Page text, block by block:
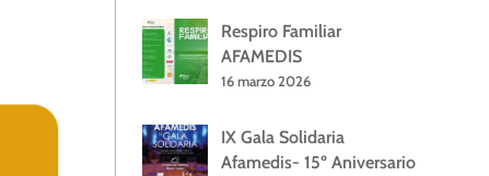
Respiro Familiar
AFAMEDIS
16 marzo 2026
IX Gala Solidaria
Afamedis- 15º Aniversario